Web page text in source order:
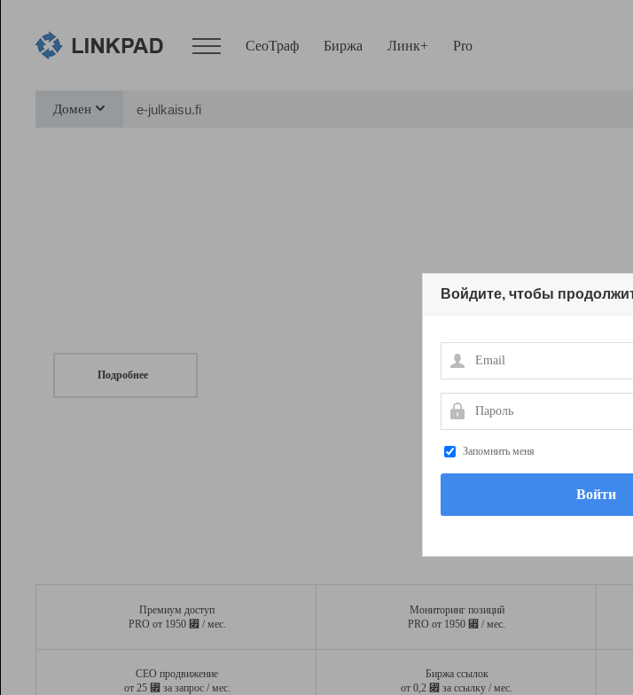
СеоТраф Биржа Линк+ Pro
Домен
Подробнее
Премиум доступ
PRO от 1950 ⃏ / мес.
Мониторинг позиций
PRO от 1950 ⃏ / мес.
СЕО продвижение
от 25 ⃏ за запрос / мес.
Биржа ссылок
от 0,2 ⃏ за ссылку / мес.
Войдите, чтобы
Email
Пароль
Запомнить меня